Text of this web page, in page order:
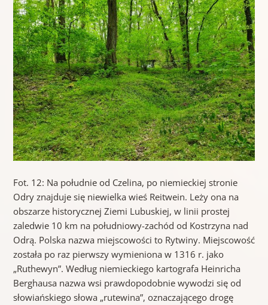
Fot. 12: Na południe od Czelina, po niemieckiej stronie
Odry znajduje się niewielka wieś Reitwein. Leży ona na
obszarze historycznej Ziemi Lubuskiej, w linii prostej
zaledwie 10 km na południowy-zachód od Kostrzyna nad
Odrą. Polska nazwa miejscowości to Rytwiny. Miejscowość
została po raz pierwszy wymieniona w 1316 r. jako
„Ruthewyn”. Według niemieckiego kartografa Heinricha
Berghausa nazwa wsi prawdopodobnie wywodzi się od
słowiańskiego słowa „rutewina”, oznaczającego drogę